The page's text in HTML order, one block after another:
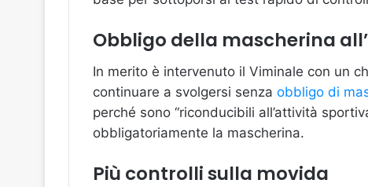
Obbligo della mascherina
In merito è intervenuto il Viminale con un
continuare a svolgersi senza obbligo di
perché sono “riconducibili all’attività
obbligatoriamente la mascherina.
Più controlli sulla movida